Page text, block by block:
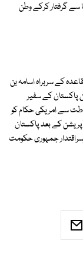
سے گرفتار کرکے وطن
کے سربراہ اسامہ بن
پاکستان کے سفیر
سے امریکی حکام کو
کے بعد پاکستان
جمہوری حکومت